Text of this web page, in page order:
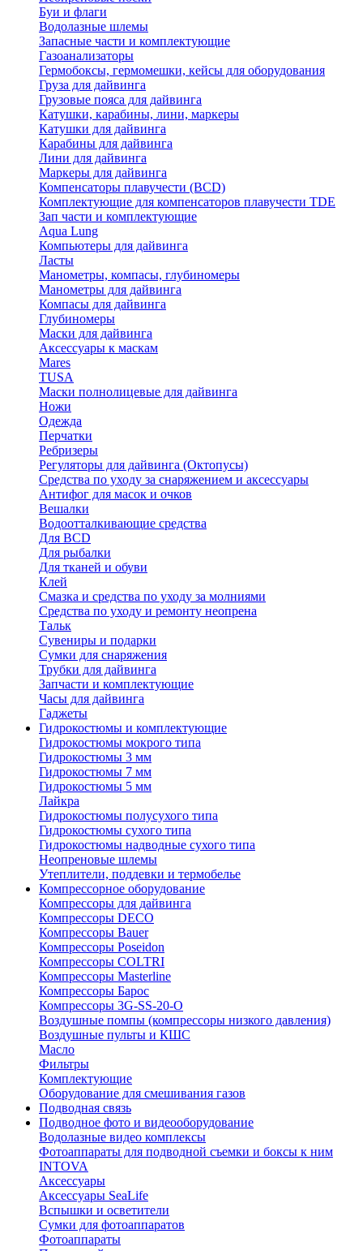
Буи и флаги
Водолазные шлемы
Запасные части и комплектующие
Газоанализаторы
Гермобоксы, гермомешки, кейсы для оборудования
Груза для дайвинга
Грузовые пояса для дайвинга
Катушки, карабины, лини, маркеры
Катушки для дайвинга
Карабины для дайвинга
Лини для дайвинга
Маркеры для дайвинга
Компенсаторы плавучести (BCD)
Комплектующие для компенсаторов плавучести TDE
Зап части и комплектующие
Aqua Lung
Компьютеры для дайвинга
Ласты
Манометры, компасы, глубиномеры
Манометры для дайвинга
Компасы для дайвинга
Глубиномеры
Маски для дайвинга
Аксессуары к маскам
Mares
TUSA
Маски полнолицевые для дайвинга
Ножи
Одежда
Перчатки
Ребризеры
Регуляторы для дайвинга (Октопусы)
Средства по уходу за снаряжением и аксессуары
Антифог для масок и очков
Вешалки
Водоотталкивающие средства
Для BCD
Для рыбалки
Для тканей и обуви
Клей
Смазка и средства по уходу за молниями
Средства по уходу и ремонту неопрена
Тальк
Сувениры и подарки
Сумки для снаряжения
Трубки для дайвинга
Запчасти и комплектующие
Часы для дайвинга
Гаджеты
Гидрокостюмы и комплектующие
Гидрокостюмы мокрого типа
Гидрокостюмы 3 мм
Гидрокостюмы 7 мм
Гидрокостюмы 5 мм
Лайкра
Гидрокостюмы полусухого типа
Гидрокостюмы сухого типа
Гидрокостюмы надводные сухого типа
Неопреновые шлемы
Утеплители, поддевки и термобелье
Компрессорное оборудование
Компрессоры для дайвинга
Компрессоры DECO
Компрессоры Bauer
Компрессоры Poseidon
Компрессоры COLTRI
Компрессоры Masterline
Компрессоры Барос
Компрессоры 3G-SS-20-O
Воздушные помпы (компрессоры низкого давления)
Воздушные пульты и КШС
Масло
Фильтры
Комплектующие
Оборудование для смешивания газов
Подводная связь
Подводное фото и видеооборудование
Водолазные видео комплексы
Фотоаппараты для подводной съемки и боксы к ним
INTOVA
Аксессуары
Аксессуары SeaLife
Вспышки и осветители
Сумки для фотоаппаратов
Фотоаппараты